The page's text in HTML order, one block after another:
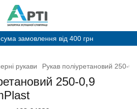
замовлення від 400 грн
рукави Рукав поліуретановий 250-
250-0,9